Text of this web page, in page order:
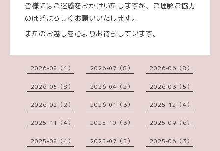
皆様にはご迷惑をおかけいたしますが、ご理解ご協力
のほどよろしくお願いいたします。
またのお越しを心よりお待ちしています。
2026-08（1） 2026-07（8） 2026-06（8）
2026-05（8） 2026-04（2） 2026-03（5）
2026-02（2） 2026-01（3） 2025-12（4）
2025-11（4） 2025-10（3） 2025-09（6）
2025-08（4） 2025-07（5） 2025-06（3）